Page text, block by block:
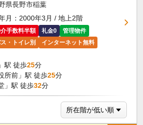
県長野市稲葉
月：2000年3月 / 地上2階
手数料半額 礼金0
管理物件
・トイレ別
インターネット無料
駅 徒歩25分
所前」駅 徒歩25分
」駅 徒歩32分